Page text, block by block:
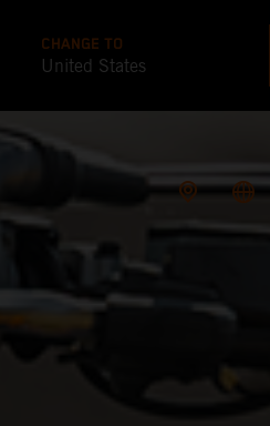
CHANGE TO
United States